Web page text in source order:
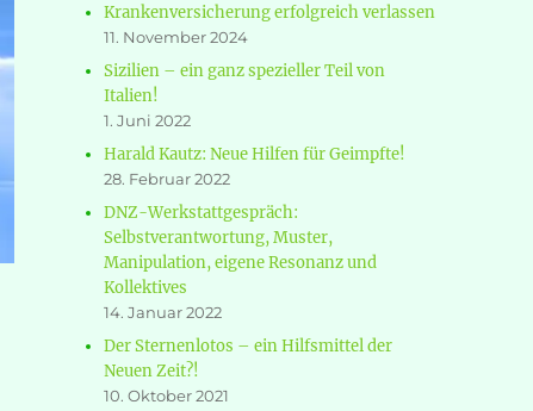
Krankenversicherung erfolgreich verlassen
11. November 2024
Sizilien – ein ganz spezieller Teil von
Italien!
1. Juni 2022
Harald Kautz: Neue Hilfen für Geimpfte!
28. Februar 2022
DNZ-Werkstattgespräch:
Selbstverantwortung, Muster,
Manipulation, eigene Resonanz und
Kollektives
14. Januar 2022
Der Sternenlotos – ein Hilfsmittel der
Neuen Zeit?!
10. Oktober 2021